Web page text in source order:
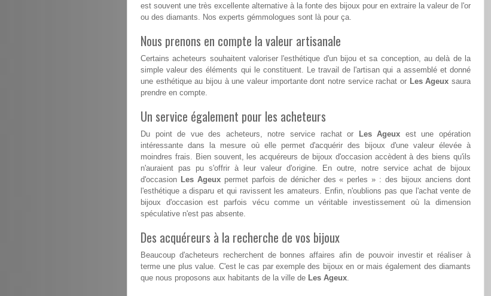
est souvent une très excellente alternative à la fonte des bijoux pour en extraire la valeur de l'or
ou des diamants. Nos experts gémmologues sont là pour ça.
Nous prenons en compte la valeur artisanale
Certains acheteurs souhaitent valoriser l'esthétique d'un bijou et sa conception, au delà de la
simple valeur des éléments qui le constituent. Le travail de l'artisan qui a assemblé et donné
une esthétique au bijou à une valeur importante dont notre service rachat or Les Ageux saura
prendre en compte.
Un service également pour les acheteurs
Du point de vue des acheteurs, notre service rachat or Les Ageux est une opération
intéressante dans la mesure où elle permet d'acquérir des bijoux d'une valeur élevée à
moindres frais. Bien souvent, les acquéreurs de bijoux d'occasion accèdent à des biens qu'ils
n'auraient pas pu s'offrir à leur valeur d'origine. En outre, notre service achat de bijoux
d'occasion Les Ageuxpermet parfois de dénicher des « perles » : des bijoux anciens dont
l'esthétique a disparu et qui ravissent les amateurs. Enfin, n'oublions pas que l'achat vente de
bijoux d'occasion est parfois vécu comme un véritable investissement où la dimension
spéculative n'est pas absente.
Des acquéreurs à la recherche de vos bijoux
Beaucoup d'acheteurs recherchent de bonnes affaires afin de pouvoir investir et réaliser à
terme une plus value. C'est le cas par exemple des bijoux en or mais également des diamants
que nous proposons aux habitants de la ville de Les Ageux